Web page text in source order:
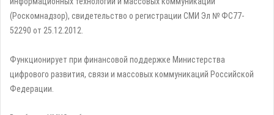
(Роскомнадзор), свидетельство о регистрации СМИ Эл № ФС77-
52290 от 25.12.2012.
Функционирует при финансовой поддержке Министерства
цифрового развития, связи и массовых коммуникаций Российской
Федерации.